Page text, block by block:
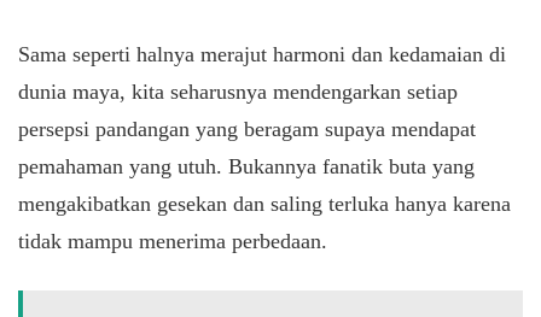
Sama seperti halnya merajut harmoni dan kedamaian di
dunia maya, kita seharusnya mendengarkan setiap
persepsi pandangan yang beragam supaya mendapat
pemahaman yang utuh. Bukannya fanatik buta yang
mengakibatkan gesekan dan saling terluka hanya karena
tidak mampu menerima perbedaan.